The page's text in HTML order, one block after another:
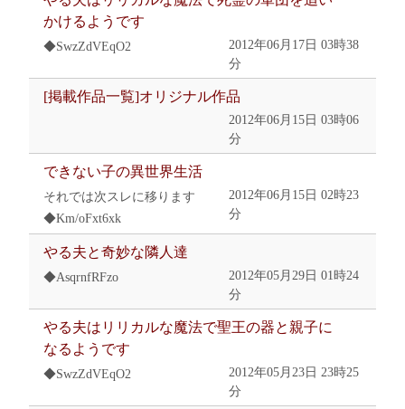
かけるようです
◆SwzZdVEqO2
2012年06月17日 03時38
分
[掲載作品一覧]オリジナル作品
2012年06月15日 03時06
分
できない子の異世界生活
それでは次スレに移ります
◆Km/oFxt6xk
2012年06月15日 02時23
分
やる夫と奇妙な隣人達
◆AsqrnfRFzo
2012年05月29日 01時24
分
やる夫はリリカルな魔法で聖王の器と親子に
なるようです
◆SwzZdVEqO2
2012年05月23日 23時25
分